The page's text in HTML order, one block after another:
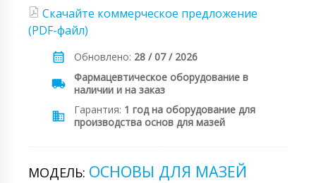
Скачайте коммерческое предложение
(PDF-файл)
Обновлено: 28 / 07 / 2026
Фармацевтическое оборудование в
наличии и на заказ
Гарантия: 1 год на оборудование для
производства основ для мазей
МОДЕЛЬ: ОСНОВЫ ДЛЯ МАЗЕЙ